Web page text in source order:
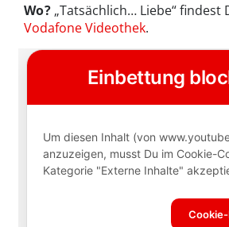
Wo?„Tatsächlich… Liebe“ findest
Vodafone Videothek.